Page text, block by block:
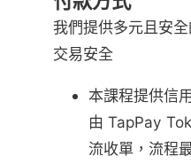
我們提供多元且安
交易安全
本課程提供信
由 TapPay
流收單，流程